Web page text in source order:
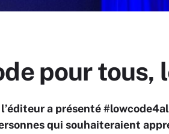
pour tous,
l’éditeur a présenté
qui souhaiteraient